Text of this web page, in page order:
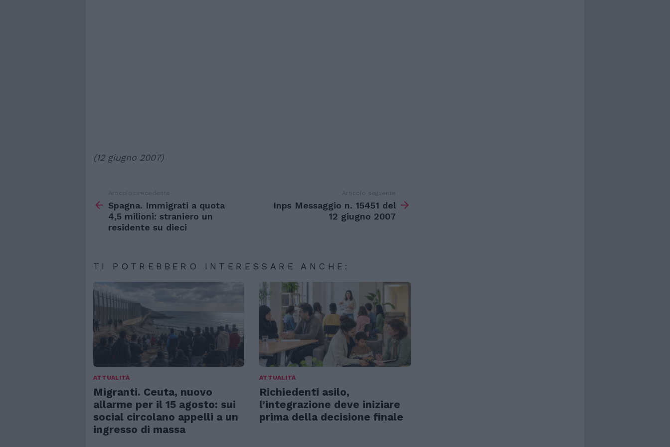
(12 giugno 2007)
di
Articolo precedente
Spagna. Immigrati a quota
4,5 milioni: straniero un
residente su dieci
Articolo seguente
Inps Messaggio n. 15451 del
12 giugno 2007
TI POTREBBERO INTERESSARE ANCHE:
ATTUALITÀ
Migranti. Ceuta, nuovo
allarme per il 15 agosto: sui
social circolano appelli a un
ingresso di massa
ATTUALITÀ
Richiedenti asilo,
l’integrazione deve iniziare
prima della decisione finale